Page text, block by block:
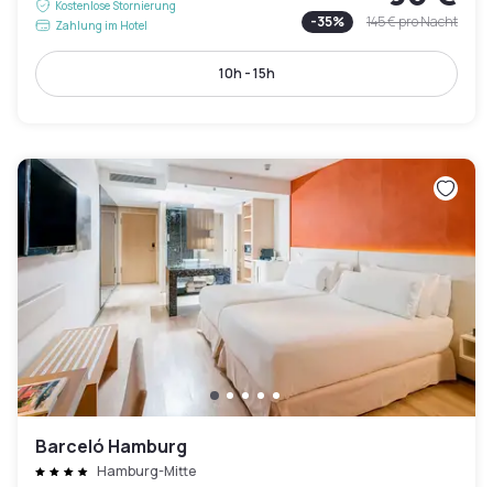
Kostenlose Stornierung
Zahlung im Hotel
-35% 145 €pro Nacht
10h - 15h
Barceló Hamburg
Hamburg-Mitte